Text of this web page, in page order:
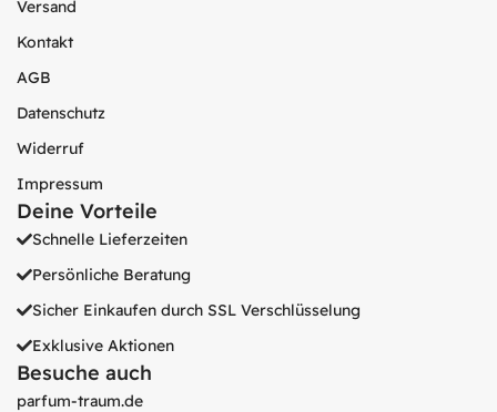
Versand
Kontakt
AGB
Datenschutz
Widerruf
Impressum
Deine Vorteile
Schnelle Lieferzeiten
Persönliche Beratung
Sicher Einkaufen durch SSL Verschlüsselung
Exklusive Aktionen
Besuche auch
parfum-traum.de